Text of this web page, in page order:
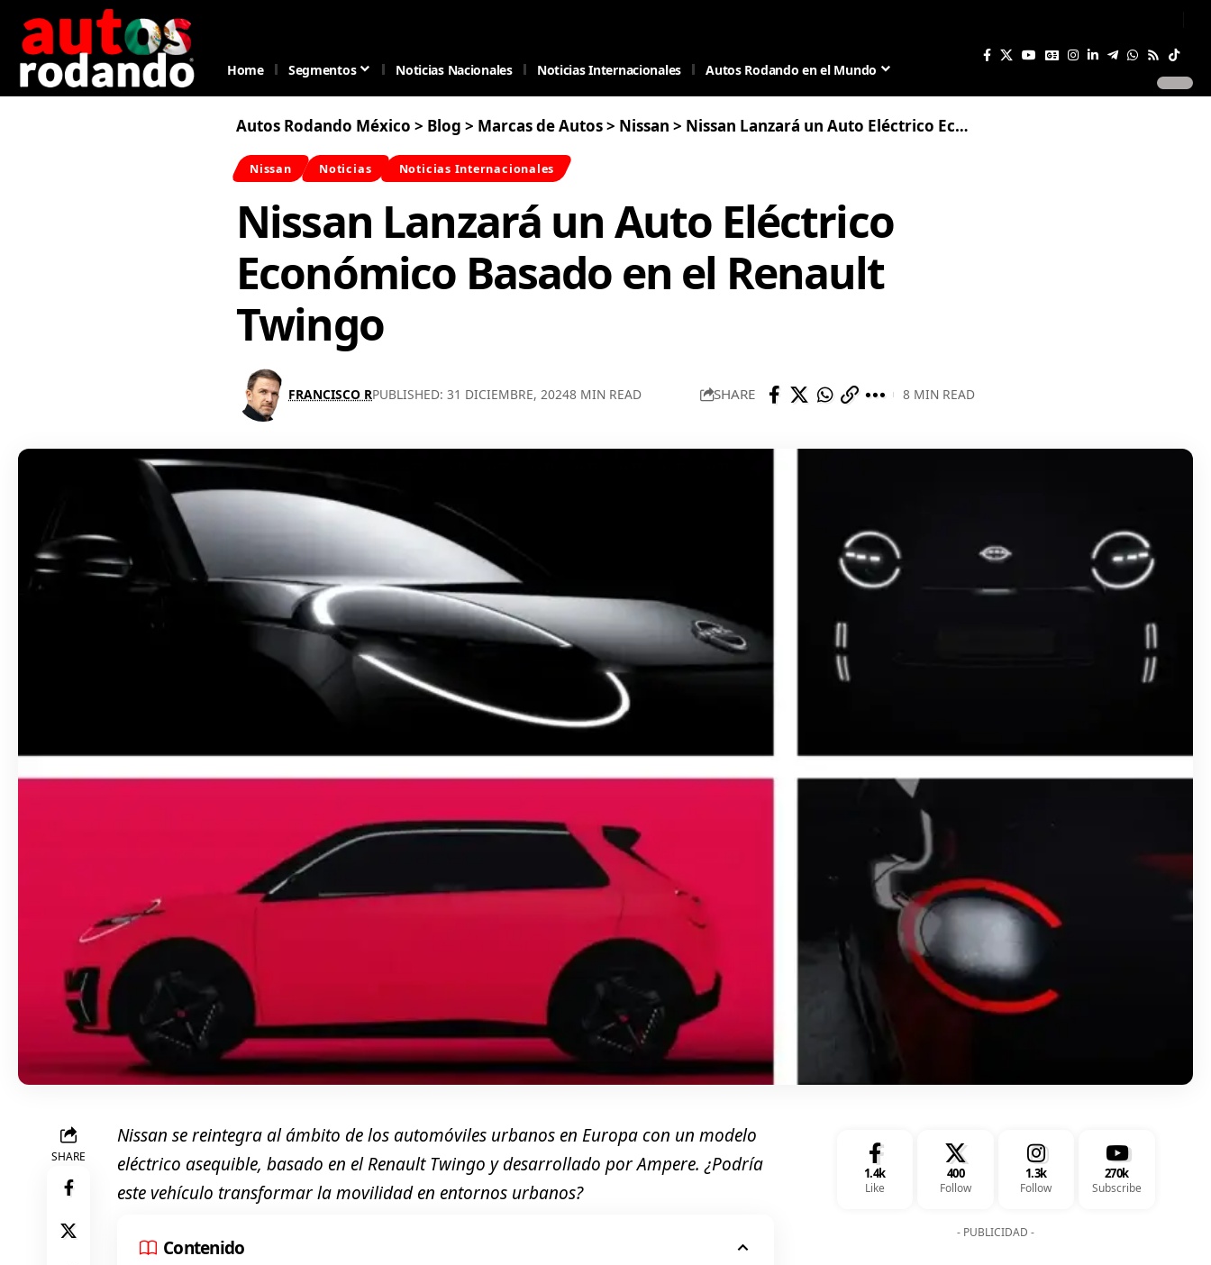
Home Segmentos Noticias Nacionales Noticias Internacionales Autos Rodando en el Mundo
Autos Rodando México > Blog > Marcas de Autos> Nissan > Nissan Lanzará un Auto Eléctrico Económico Basado en el Renault Twingo
Nissan Noticias Noticias Internacionales
Nissan Lanzará un Auto Eléctrico
Económico Basado en el Renault
Twingo
FRANCISCO RPUBLISHED: 31 DICIEMBRE, 20248 MIN READ SHARE 8 MIN READ
SHARE
Nissan se reintegra al ámbito de los automóviles urbanos en Europa con un modelo
eléctrico asequible, basado en el Renault Twingo y desarrollado por Ampere. ¿Podría
este vehículo transformar la movilidad en entornos urbanos?
Contenido
1.4k
Like
400
Follow
1.3k
Follow
270k
Subscribe
- PUBLICIDAD -